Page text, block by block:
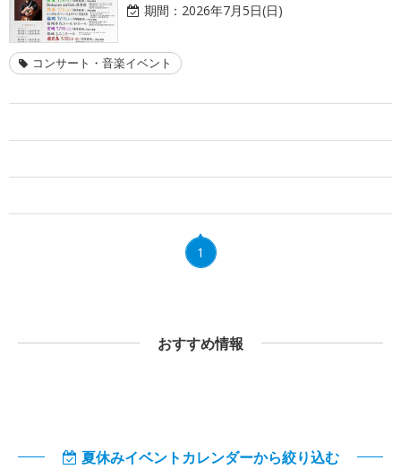
期間： 2026年7月5日(日)
コンサート・音楽イベント
1
おすすめ情報
夏休みイベントカレンダーから絞り込む